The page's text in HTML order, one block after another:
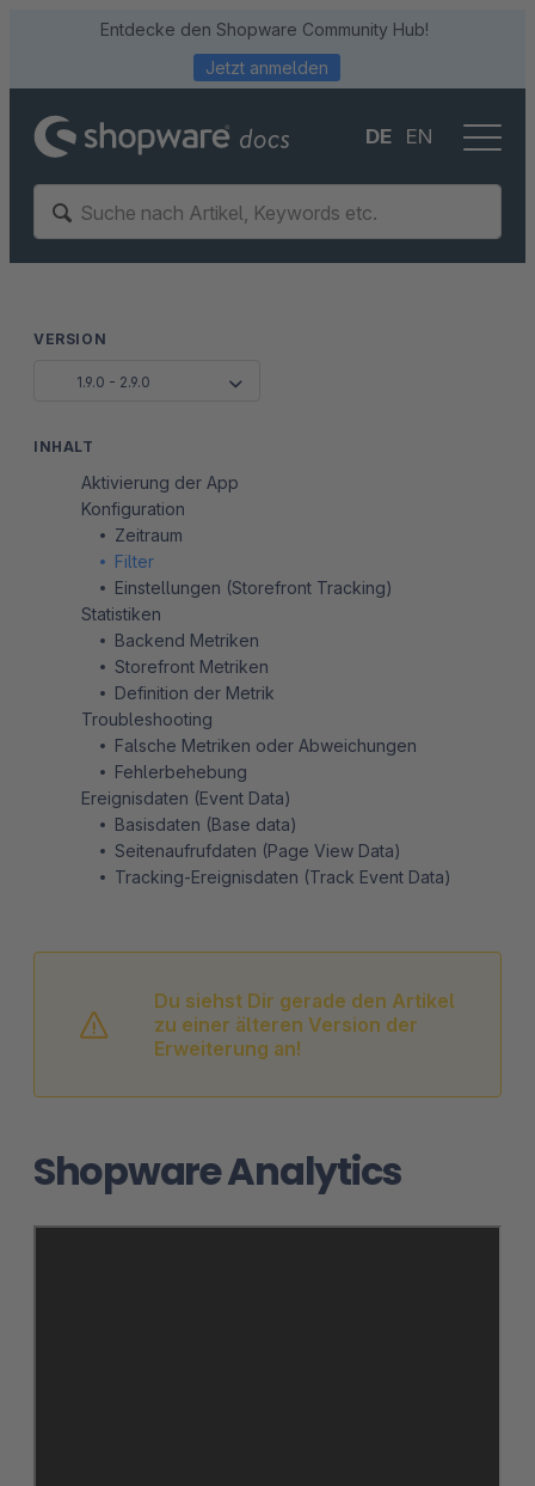
Entdecke den Shopware Community Hub!
Jetzt anmelden
DE EN
Du siehst Dir gerade den Artikel
zu einer älteren Version der
Erweiterung an!
Shopware Analytics
VERSION
1.9.0 - 2.9.0
INHALT
Aktivierung der App
Konfiguration
Zeitraum
Filter
Einstellungen (Storefront Tracking)
Statistiken
Backend Metriken
Storefront Metriken
Definition der Metrik
Troubleshooting
Falsche Metriken oder Abweichungen
Fehlerbehebung
Ereignisdaten (Event Data)
Basisdaten (Base data)
Seitenaufrufdaten (Page View Data)
Tracking-Ereignisdaten (Track Event Data)